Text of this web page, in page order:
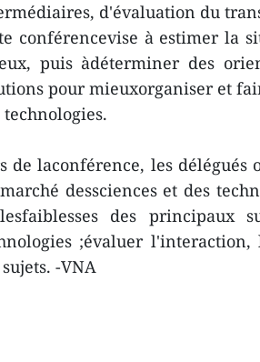
d'évaluation du
conférencevise à estimer la
puis àdéterminer des
pour mieuxorganiser et
technologies.
de laconférence, les
dessciences et des
des principaux
;évaluer
sujets. -VNA